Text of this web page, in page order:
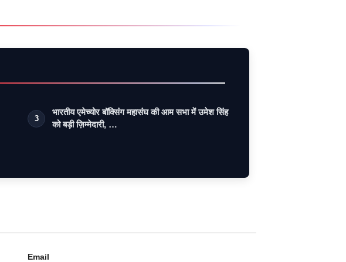
3
भारतीय एमेच्योर बॉक्सिंग महासंघ की आम सभा में उमेश सिंह
को बड़ी ज़िम्मेदारी, …
Email